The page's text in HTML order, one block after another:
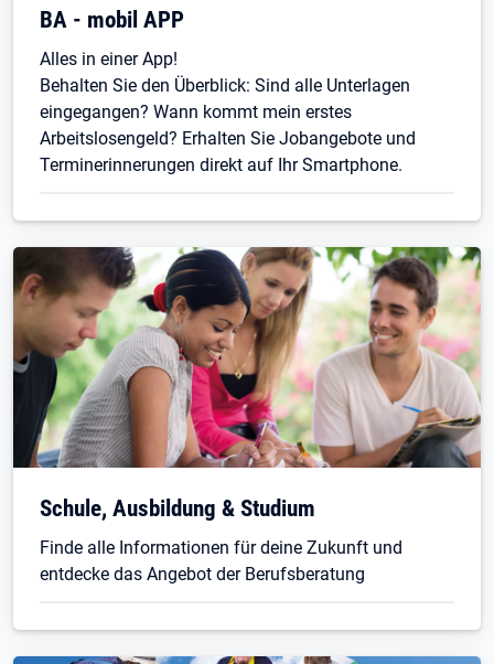
BA - mobil APP
Alles in einer App!
Behalten Sie den Überblick: Sind alle Unterlagen
eingegangen? Wann kommt mein erstes
Arbeitslosengeld? Erhalten Sie Jobangebote und
Terminerinnerungen direkt auf Ihr Smartphone.
Schule, Ausbildung & Studium
Finde alle Informationen für deine Zukunft und
entdecke das Angebot der Berufsberatung